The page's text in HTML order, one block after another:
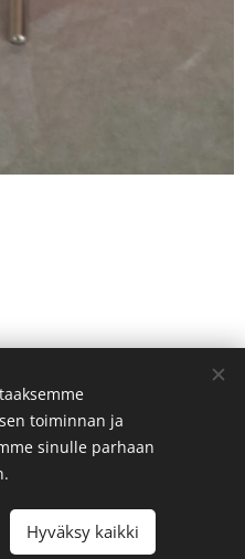
toiminnan ja
sinulle parhaan
Hyväksy kaikki